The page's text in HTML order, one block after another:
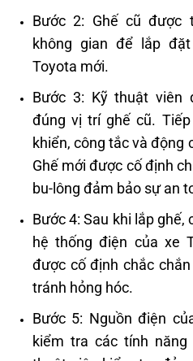
Bước 2: Ghế cũ được
không gian để lắp
Toyota mới.
Bước 3: Kỹ thuật viên
đúng vị trí ghế cũ.
khiển, công tắc và động
Ghế mới được cố định
bu-lông đảm bảo sự an
Bước 4:Sau khi lắp ghế,
hệ thống điện của xe
được cố định chắc
tránh hỏng hóc.
Bước 5: Nguồn điện
kiểm tra các tính